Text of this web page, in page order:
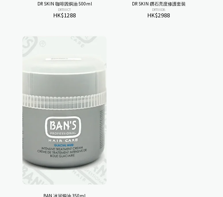
DR SKIN 咖啡因焗油 500ml
DRT00CT
HK$1288
DR SKIN 鑽石亮度修護套裝
DRT00DB
HK$2988